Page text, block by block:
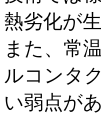
熱劣化が
また、常
ルコンタ
い弱点が